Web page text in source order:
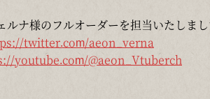
ルナ様のフルオーダーを担当いたしま
twitter.com/aeon_verna
youtube.com/@aeon_Vtuberch